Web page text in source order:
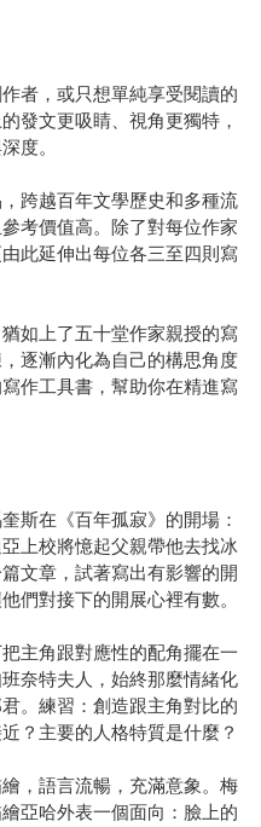
者，或只想單純享受閱讀的
發文更吸睛、視角更獨特，
度。
跨越百年文學歷史和多種流
考價值高。除了對每位作家
此延伸出每位各三至四則寫
如上了五十堂作家親授的寫
逐漸內化為自己的構思角度
作工具書，幫助你在精進寫
斯在《百年孤寂》的開場：
上校將憶起父親帶他去找冰
文章，試著寫出有影響的開
們對接下的開展心裡有數。
主角跟對應性的配角擺在一
奈特夫人，始終那麼情緒化
。練習：創造跟主角對比的
？主要的人格特質是什麼？
，語言流暢，充滿意象。梅
亞哈外表一個面向：臉上的